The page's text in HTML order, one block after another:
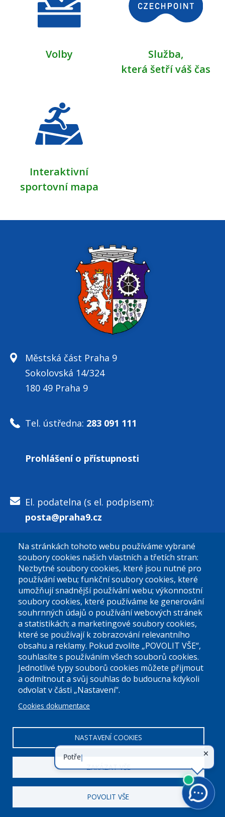
Volby
Služba,
která šetří váš čas
Interaktivní
sportovní mapa
Městská část Praha 9
Sokolovská 14/324
180 49 Praha 9
Tel. ústředna: 283 091 111
Prohlášení o přístupnosti
El. podatelna (s el. podpisem):
posta@praha9.cz
El. podatelna (bez el. podpisu):
podatelna@praha9.cz
Úřední dny:
Po a St: 08.00-12.00; 13.00-18.00
Úřední hodiny
00063894DIČ:CZ00063894
Na stránkách tohoto webu používáme vybrané
soubory cookies našich vlastních a třetích stran:
Nezbytné soubory cookies, které jsou nutné pro
používání webu; funkční soubory cookies, které
umožňují snadnější používání webu; výkonnostní
soubory cookies, které používáme ke generování
souhrnných údajů o používání webových stránek
a statistikách; a marketingové soubory cookies,
které se používají k zobrazování relevantního
obsahu a reklamy. Pokud zvolíte „POVOLIT VŠE“,
souhlasíte s používáním všech souborů cookies.
Jednotlivé typy souborů cookies můžete přijmout
a odmítnout a svůj souhlas do budoucna kdykoli
odvolat v části „Nastavení“.
Cookies dokumentace
NASTAVENÍ COOKIES
ZAKÁZAT VŠE
POVOLIT VŠE